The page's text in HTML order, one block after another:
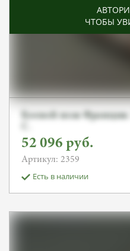
ЧТОБЫ
Боевой нож
52 096 руб.
Артикул: 2359
Есть в наличии